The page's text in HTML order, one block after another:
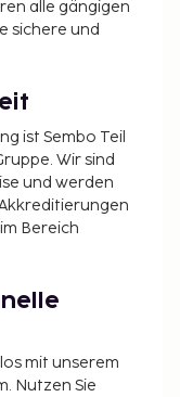
alle gängigen
sichere und
ist Sembo Teil
Wir sind
und werden
Bereich
mit unserem
Nutzen Sie